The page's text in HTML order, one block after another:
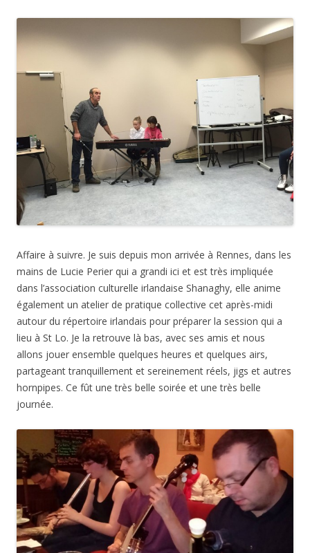
Affaire à suivre. Je suis depuis mon arrivée à Rennes, dans les
mains de Lucie Perier qui a grandi ici et est très impliquée
dans l’association culturelle irlandaise Shanaghy, elle anime
également un atelier de pratique collective cet après-midi
autour du répertoire irlandais pour préparer la session qui a
lieu à St Lo. Je la retrouve là bas, avec ses amis et nous
allons jouer ensemble quelques heures et quelques airs,
partageant tranquillement et sereinement réels, jigs et autres
hornpipes. Ce fût une très belle soirée et une très belle
journée.